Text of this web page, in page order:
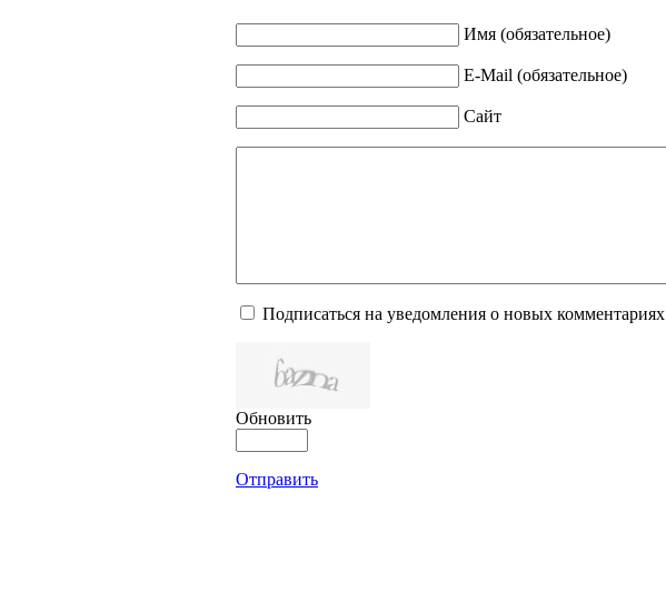
Имя (обязательное)
E-Mail (обязательное)
Сайт
Подписаться на уведомления о новых комментариях
Обновить
Отправить